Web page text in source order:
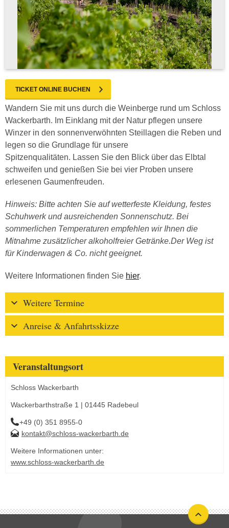
TICKET ONLINE BUCHEN
Wandern Sie mit uns durch die Weinberge rund um Schloss
Wackerbarth. Im Einklang mit der Natur pflegen unsere
Winzer in den sonnenverwöhnten Steillagen die Reben und
legen so die Grundlage für unsere
Spitzenqualitäten. Lassen Sie den Blick über das Elbtal
schweifen und genießen Sie bei vier Proben unsere
erlesenen Gaumenfreuden.
Hinweis: Bitte achten Sie auf wetterfeste Kleidung, festes
Schuhwerk und ausreichenden Sonnenschutz. Bei
sommerlichen Temperaturen empfehlen wir Ihnen die
Mitnahme zusätzlicher alkoholfreier Getränke.Der Weg ist
für Kinderwagen & Co. nicht geeignet.
Weitere Informationen finden Sie hier.
Weitere Termine
Anreise & Anfahrtsskizze
Veranstaltungsort
Schloss Wackerbarth
Wackerbarthstraße 1 | 01445 Radebeul
+49 (0) 351 8955-0
kontakt@schloss-wackerbarth.de
Weitere Informationen unter:
www.schloss-wackerbarth.de